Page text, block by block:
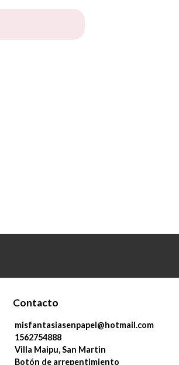
Contacto
misfantasiasenpapel@hotmail.com
1562754888
Villa Maipu, San Martin
Botón de arrepentimiento